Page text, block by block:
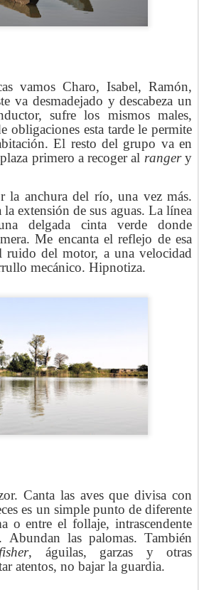
vamos Charo, Isabel, Ramón,
va desmadejado y descabeza un
sufre los mismos males,
obligaciones esta tarde le permite
El resto del grupo va en
primero a recoger al rangery
la anchura del río, una vez más.
extensión de sus aguas. La línea
delgada cinta verde donde
Me encanta el reflejo de esa
ruido del motor, a una velocidad
mecánico. Hipnotiza.
Canta las aves que divisa con
es un simple punto de diferente
o entre el follaje, intrascendente
las palomas. También
, águilas, garzas y otras
atentos, no bajar la guardia.